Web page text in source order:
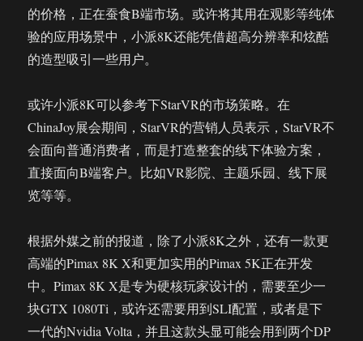
的价格，正在蚕食B端市场。或许将其用在观影等纯体
验的应用场景中，小派8K还能凭借超高分辨率和炫酷
的造型吸引一些用户。
或许小派8K可以参考下StarVR的市场策略。在
ChinaJoy展会期间，StarVR的营销人员表示，StarVR不
会面向普通消费者，而是打造整套的线下体验方案，
直接面向B端客户。比如VR影院、主题乐园、线下展
览等等。
根据外媒之前的报道，除了小派8K之外，还有一款更
高端的Pimax 8K X和更加实用的Pimax 5K正在开发
中。Pimax 8K X是专为硬核玩家设计的，需要至少一
块GTX 1080Ti，或许还需要用到SLI配置，或者是下
一代的Nvidia Volta，并且这款头显可能会用到两个DP